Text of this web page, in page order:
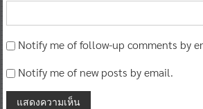
Notify me of follow-up comments by
Notify me of new posts by email.